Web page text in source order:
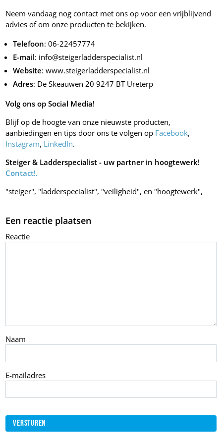
Neem vandaag nog contact met ons op voor een vrijblijvend
advies of om onze producten te bekijken.
Telefoon: 06-22457774
E-mail: info@steigerladderspecialist.nl
Website: www.steigerladderspecialist.nl
Adres: De Skeauwen 20 9247 BT Ureterp
Volg ons op Social Media!
Blijf op de hoogte van onze nieuwste producten,
aanbiedingen en tips door ons te volgen op Facebook,
Instagram, LinkedIn.
Steiger & Ladderspecialist - uw partner in hoogtewerk!
Contact!.
"steiger", "ladderspecialist", "veiligheid", en "hoogtewerk",
Een reactie plaatsen
Reactie
Naam
E-mailadres